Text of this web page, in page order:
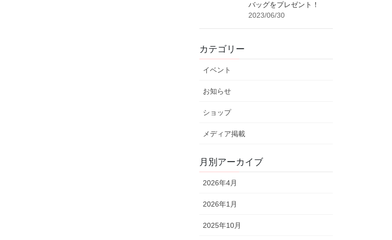
バッグをプレゼント！
2023/06/30
カテゴリー
イベント
お知らせ
ショップ
メディア掲載
月別アーカイブ
2026年4月
2026年1月
2025年10月